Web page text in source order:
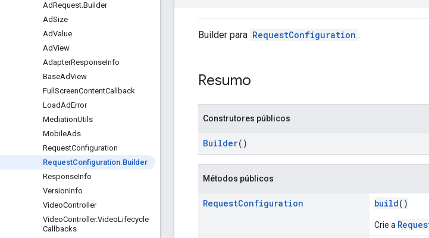
AdRequest.Builder
AdSize
AdValue
AdView
AdapterResponseInfo
BaseAdView
Full ScreenContentCallback
LoadAdError
MediationUtils
MobileAds
RequestConfiguration
RequestConfiguration.Builder
ResponseInfo
VersionInfo
VideoController
VideoController.VideoLifecycle
Callbacks
Builder para RequestConfiguration .
Resumo
Construtores públicos
Builder()
Métodos públicos
RequestConfiguration build()
Crie a